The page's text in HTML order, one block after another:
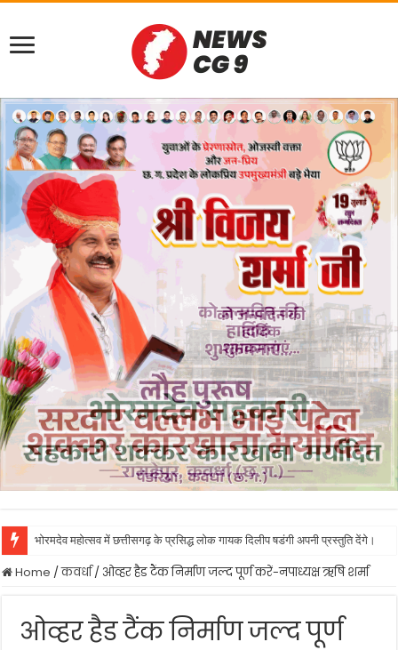
भोरमदेव महोत्सव में छत्तीसगढ़ के प्रसिद्ध लोक गायक दिलीप षडंगी अपनी प्रस्तुति देंगे।
Home /कवर्धा/ ओव्हर हैड टैंक निर्माण जल्द पूर्ण करें-नपाध्यक्ष ऋषि शर्मा
ओव्हर हैड टैंक निर्माण जल्द पूर्ण